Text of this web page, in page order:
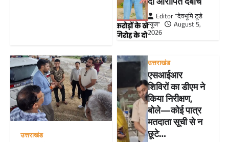
Editor "देवभूमि टूडे
न्यूज"
August 5,
2026
उत्तराखंड
उत्तराखंड
एसआईआर
शिविरों का डीएम ने
किया निरीक्षण,
बोले—कोई पात्र
मतदाता सूची से न
छूटे…